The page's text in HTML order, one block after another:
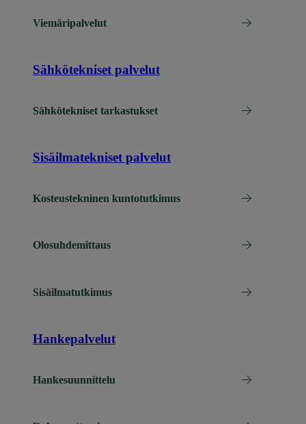
Viemäripalvelut
Sähkötekniset palvelut
Sähkötekniset tarkastukset
Sisäilmatekniset palvelut
Kosteustekninen kuntotutkimus
Olosuhdemittaus
Sisäilmatutkimus
Hankepalvelut
Hankesuunnittelu